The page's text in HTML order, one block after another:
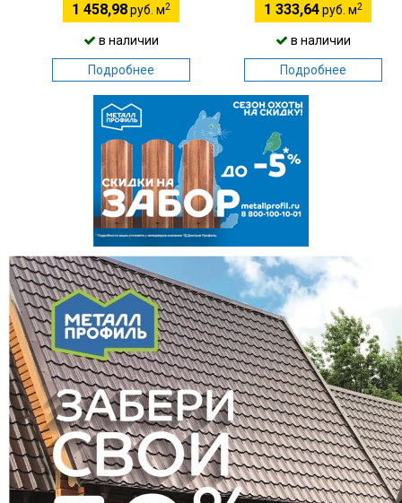
1 458,98руб. м2
в наличии
Подробнее
1 333,64руб. м2
в наличии
Подробнее